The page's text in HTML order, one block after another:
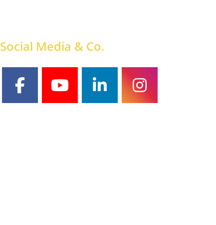
Social Media & Co.
facebookyoutubelinkedininstagram